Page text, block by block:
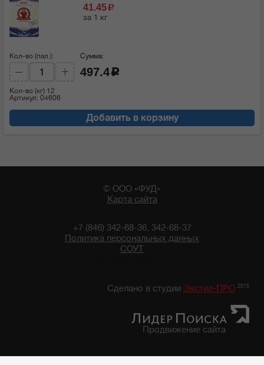
41.45c
за 1 кг
Кол-во (пал.):
Кол-во (кг) 12
Артикул: 04606
Сумма:
497.4 c
Добавить в корзину
© ООО «ФУД»
Карта сайта
+7 (846) 342-68-36, 342-68-37
Политика персональных данных
СОУТ
Сделано в студии Экстил-ПРО 2015
Продвижение сайта